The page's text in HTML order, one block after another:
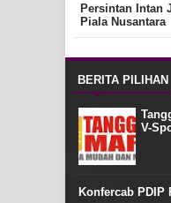
Persintan Intan
Piala Nusantara
BERITA PILIHAN
V-
Konfercab